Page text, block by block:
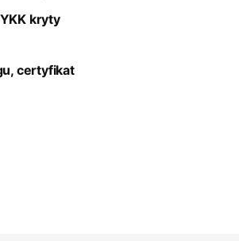
kryty
certyfikat